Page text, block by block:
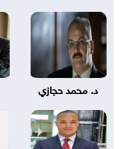
د. محمد حجازي